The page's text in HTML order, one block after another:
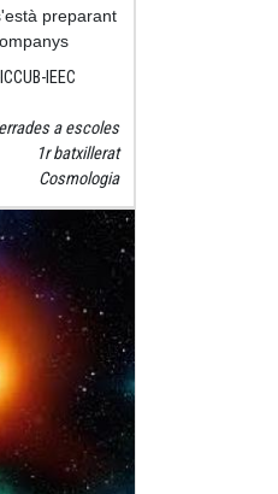
preparant
IEEC
a escoles
1r batxillerat
Cosmologia